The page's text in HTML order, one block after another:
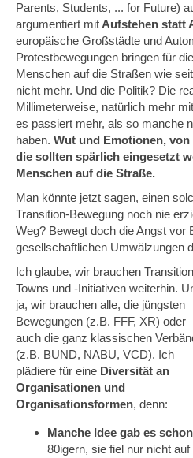
Parents, Students, ... for Future)
argumentiert mit Aufstehen statt
europäische Großstädte und
Protestbewegungen bringen für
Menschen auf die Straßen wie
nicht mehr. Und die Politik? Die
Millimeterweise, natürlich mehr
es passiert mehr, als so manche
haben. Wut und Emotionen,
die sollten spärlich eingesetzt
Menschen auf die Straße.
Man könnte jetzt sagen, einen
Transition-Bewegung noch nie
Weg? Bewegt doch die Angst vor
gesellschaftlichen Umwälzungen
Ich glaube, wir brauchen
Towns und -Initiativen weiterhin.
ja, wir brauchen alle, die jüngsten
Bewegungen (z.B. FFF, XR) oder
auch die ganz klassischen
(z.B. BUND, NABU, VCD). Ich
plädiere für eine Diversität an
Organisationen und
Organisationsformen, denn:
Manche Idee gab es
80igern, sie fiel nur nicht